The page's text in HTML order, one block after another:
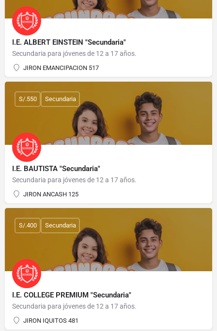
I.E. ALBERT EINSTEIN "Secundaria"
Secundaria para jóvenes de 12 a 17 años.
JIRON EMANCIPACION 517
I.E. BAUTISTA "Secundaria"
Secundaria para jóvenes de 12 a 17 años.
JIRON ANCASH 125
S/.550 Secundaria
I.E. COLLEGE PREMIUM "Secundaria"
Secundaria para jóvenes de 12 a 17 años.
JIRON IQUITOS 481
S/.400 Secundaria